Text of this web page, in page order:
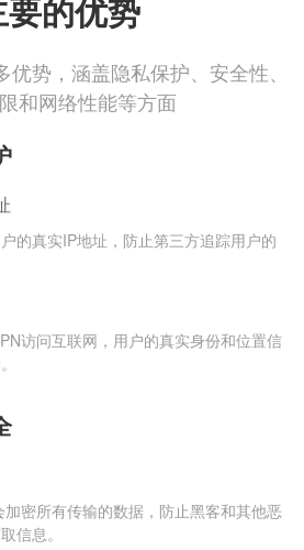
的优势
势，涵盖隐私保护、安全性、
和网络性能等方面
的真实IP地址，防止第三方追踪用户的
访问互联网，用户的真实身份和位置信
加密所有传输的数据，防止黑客和其他恶
信息。